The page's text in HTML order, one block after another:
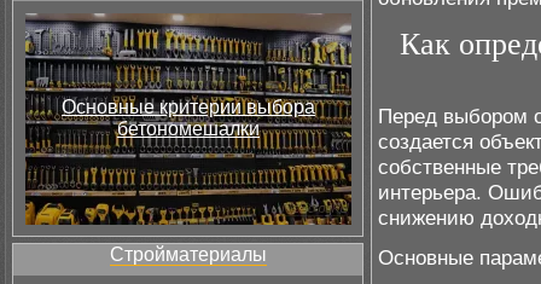
Основные критерии выбора
бетономешалки
Стройматериалы
Как
Перед выбором
создается
собственные
интерьера.
снижению
Основные